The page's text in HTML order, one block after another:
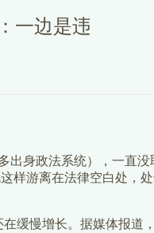
一边是违
身政法系统），一直没
样游离在法律空白处，处
缓慢增长。据媒体报道，